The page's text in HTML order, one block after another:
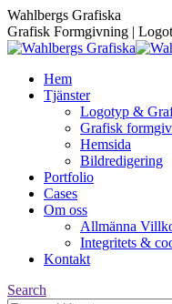
Skip
to
content
Facebook
page
opens
new
window
Instagram
page
opens
new
window
Wahlbergs Grafiska
Grafisk Formgivning |
Hem
Tjänster
Logotyp &
Grafisk
Hemsida
Bildredigering
Portfolio
Cases
Om oss
Allmänna
Integritets &
Kontakt
Search:
Search